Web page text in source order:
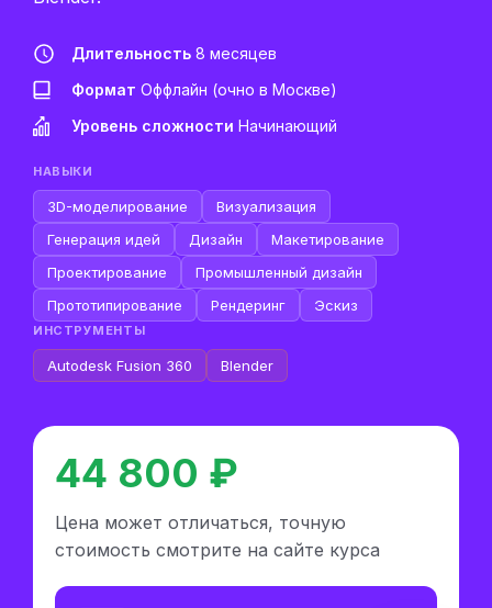
Длительность 8 месяцев
Формат Оффлайн (очно в Москве)
Уровень сложности Начинающий
НАВЫКИ
3D-моделирование
Визуализация
Генерация идей
Дизайн
Макетирование
Проектирование
Промышленный дизайн
Прототипирование
Рендеринг Эскиз
ИНСТРУМЕНТЫ
Autodesk Fusion 360 Blender
44 800 ₽
Цена может отличаться, точную
стоимость смотрите на сайте курса